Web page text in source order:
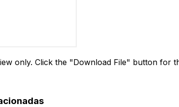
only. Click the "Download File" button for